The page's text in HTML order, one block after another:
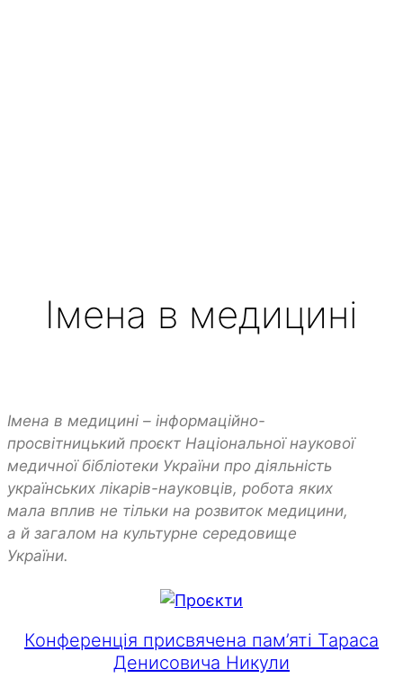
Імена в медицині
Імена в медицині – інформаційно-
просвітницький проєкт Національної наукової
медичної бібліотеки України про діяльність
українських лікарів-науковців, робота яких
мала вплив не тільки на розвиток медицини,
а й загалом на культурне середовище
України.
Конференція присвячена пам’яті Тараса
Денисовича Никули